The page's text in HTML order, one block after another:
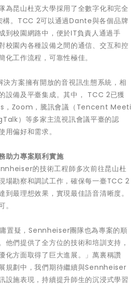
為昆山杜克大學採用了全數字化和完全
。TCC 2可以通過Dante與各個品牌
到校園網路中，便於IT負責人通過手
校園內各種設備之間的通信、交互和控
工作流程，可靠性極佳。
方案擁有開放的音視訊生態系統，相
設備及平臺集成。其中， TCC 2已獲
Zoom，騰訊會議（Tencent Meeti
）等多家主流視訊會議平臺的認
用偏好和需求。
助力專案順利實施
的技術工程師多次前往昆山杜
場勘察和調試工作，確保每一臺TCC 2
到最理想效果，實現最佳語音清晰度。
置疑，Sennheiser團隊也為專案的順
他們提供了全方位的技術和培訓支持，
化方面取得了巨大進展。」萬裏稱讚
規劃中，我們期待繼續與Sennheiser
設施表現，持續提升師生的沉浸式學習